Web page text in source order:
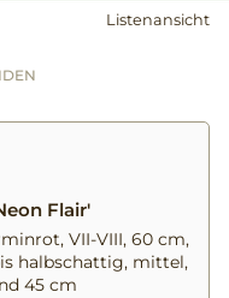
Listenansicht
Flair'
VII-VIII, 60 cm,
halbschattig, mittel,
45 cm